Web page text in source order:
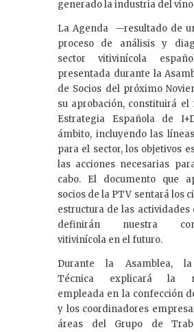
generado la industria del
La Agenda —resultado de
proceso de análisis y
sector vitivinícola
presentada durante la
de Socios del próximo
su aprobación, constituirá el
Estrategia Española de
ámbito, incluyendo las
para el sector, los objetivos
las acciones necesarias
cabo. El documento que
socios de la PTV sentará los
estructura de las actividades
definirán nuestra
vitivinícola en el futuro.
Durante la Asamblea, la
Técnica explicará la
empleada en la confección
y los coordinadores
áreas del Grupo de